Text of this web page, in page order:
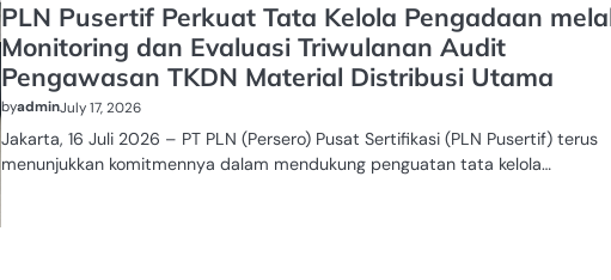
PLN Pusertif Perkuat Tata Kelola Pengadaan
Monitoring dan Evaluasi Triwulanan Audit
Pengawasan TKDN Material Distribusi Utama
byadminJuly 17, 2026
Jakarta, 16 Juli 2026 – PT PLN (Persero) Pusat Sertifikasi (PLN Pusertif) terus
menunjukkan komitmennya dalam mendukung penguatan tata kelola…